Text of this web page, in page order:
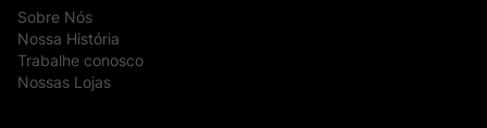
Sobre Nós
Nossa História
Trabalhe conosco
Nossas Lojas